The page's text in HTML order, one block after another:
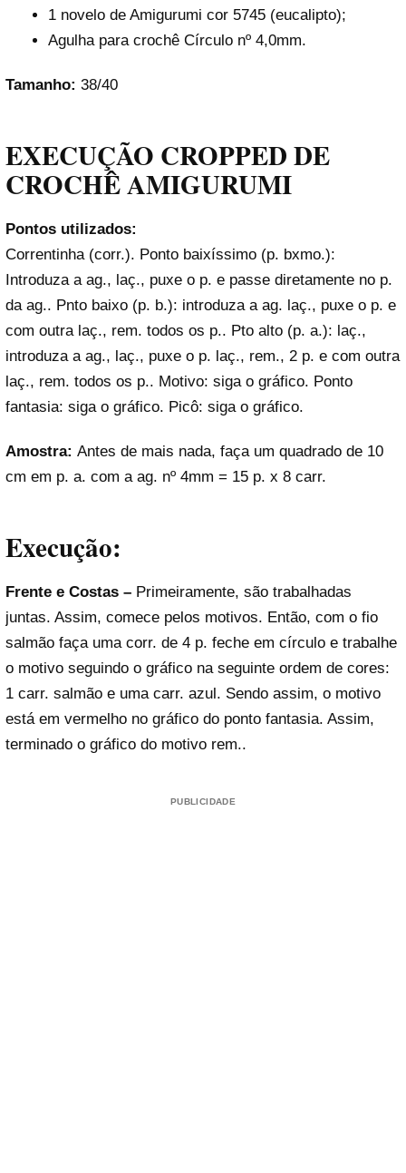
1 novelo de Amigurumi cor 5745 (eucalipto);
Agulha para crochê Círculo nº 4,0mm.
Tamanho: 38/40
EXECUÇÃO CROPPED DE
CROCHÊ AMIGURUMI
Pontos utilizados:
Correntinha (corr.). Ponto baixíssimo (p. bxmo.):
Introduza a ag., laç., puxe o p. e passe diretamente no p.
da ag.. Pnto baixo (p. b.): introduza a ag. laç., puxe o p. e
com outra laç., rem. todos os p.. Pto alto (p. a.): laç.,
introduza a ag., laç., puxe o p. laç., rem., 2 p. e com outra
laç., rem. todos os p.. Motivo: siga o gráfico. Ponto
fantasia: siga o gráfico. Picô: siga o gráfico.
Amostra: Antes de mais nada, faça um quadrado de 10
cm em p. a. com a ag. nº 4mm = 15 p. x 8 carr.
Execução:
Frente e Costas – Primeiramente, são trabalhadas
juntas. Assim, comece pelos motivos. Então, com o fio
salmão faça uma corr. de 4 p. feche em círculo e trabalhe
o motivo seguindo o gráfico na seguinte ordem de cores:
1 carr. salmão e uma carr. azul. Sendo assim, o motivo
está em vermelho no gráfico do ponto fantasia. Assim,
terminado o gráfico do motivo rem..
PUBLICIDADE